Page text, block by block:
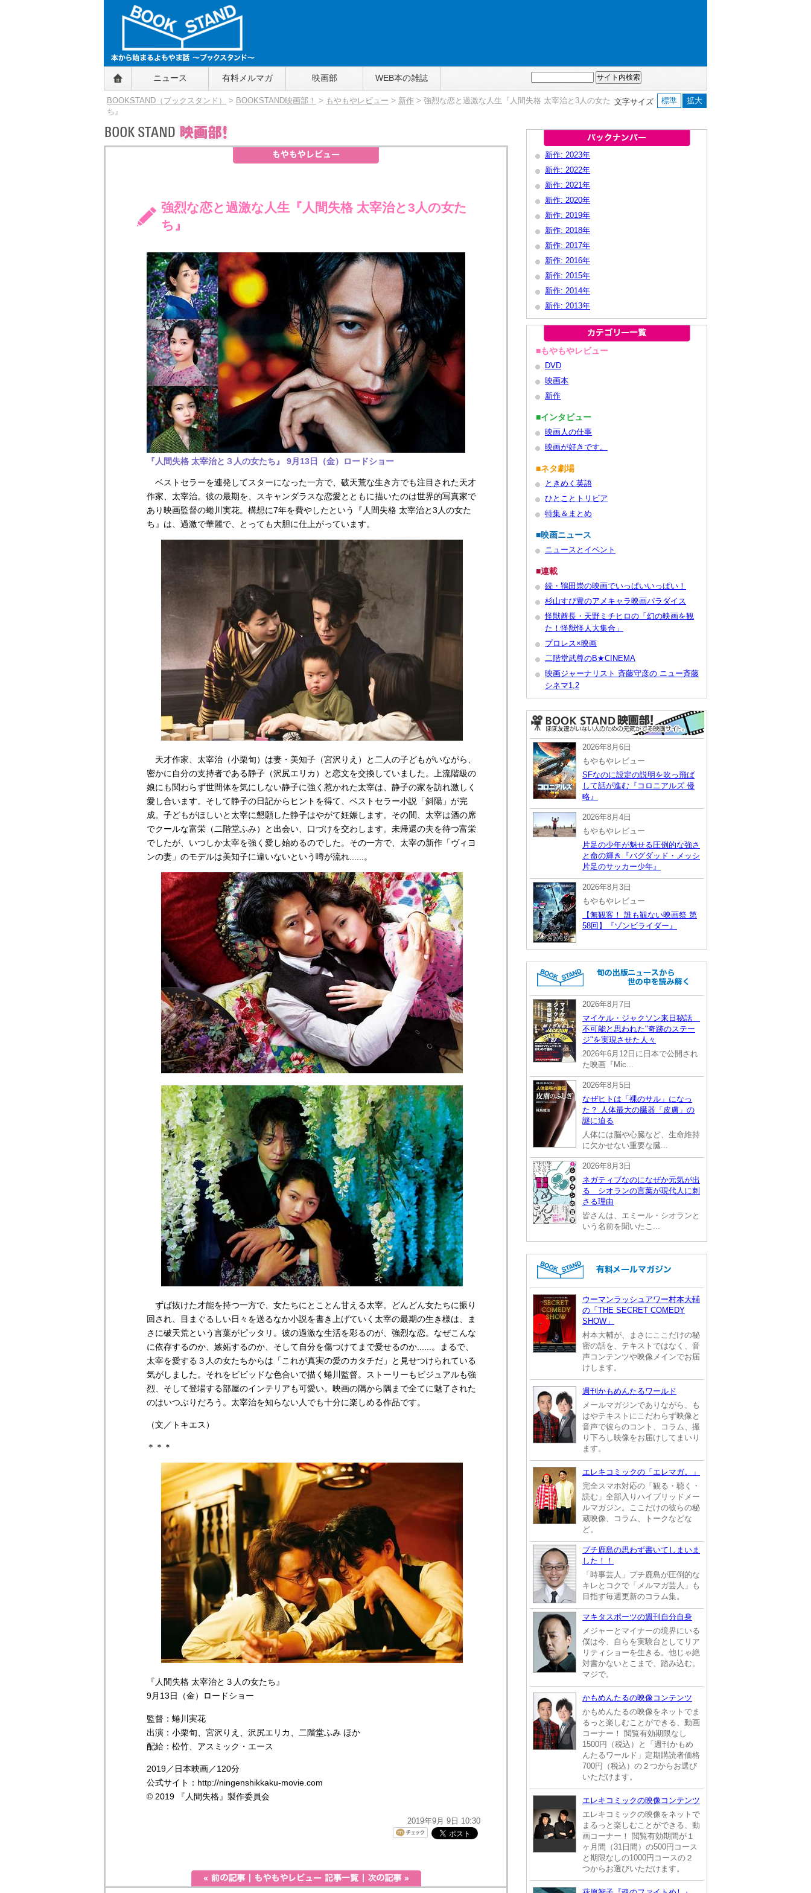
BOOKSTAND（ブックスタンド）
～本から始まるよもやま話～
BOOKSTAND（ブ
ックスタンド）
ニュース 有料メルマガ 映画部 WEB本の雑誌
文字サイズ 標準 拡大
BOOKSTAND（ブックスタンド） > BOOKSTAND映画部！ > もやもやレビュー > 新作 > 強烈な恋と過激な人生『人間失格 太宰治と3人の女た
ち』
強烈な恋と過激な人生『人間失格 太宰治と3人の女た
ち』
『人間失格 太宰治と３人の女たち』 9月13日（金）ロードショー
ベストセラーを連発してスターになった一方で、破天荒な生き方でも注目された天才
作家、太宰治。彼の最期を、スキャンダラスな恋愛とともに描いたのは世界的写真家で
あり映画監督の蜷川実花。構想に7年を費やしたという『人間失格 太宰治と3人の女た
ち』は、過激で華麗で、とっても大胆に仕上がっています。
天才作家、太宰治（小栗旬）は妻・美知子（宮沢りえ）と二人の子どもがいながら、
密かに自分の支持者である静子（沢尻エリカ）と恋文を交換していました。上流階級の
娘にも関わらず世間体を気にしない静子に強く惹かれた太宰は、静子の家を訪れ激しく
愛し合います。そして静子の日記からヒントを得て、ベストセラー小説「斜陽」が完
成。子どもがほしいと太宰に懇願した静子はやがて妊娠します。その間、太宰は酒の席
でクールな富栄（二階堂ふみ）と出会い、口づけを交わします。未帰還の夫を待つ富栄
でしたが、いつしか太宰を強く愛し始めるのでした。その一方で、太宰の新作「ヴィヨ
ンの妻」のモデルは美知子に違いないという噂が流れ......。
ずば抜けた才能を持つ一方で、女たちにとことん甘える太宰。どんどん女たちに振り
回され、目まぐるしい日々を送るなか小説を書き上げていく太宰の最期の生き様は、ま
さに破天荒という言葉がピッタリ。彼の過激な生活を彩るのが、強烈な恋。なぜこんな
に依存するのか、嫉妬するのか、そして自分を傷つけてまで愛せるのか......。まるで、
太宰を愛する３人の女たちからは「これが真実の愛のカタチだ」と見せつけられている
気がしました。それをビビッドな色合いで描く蜷川監督。ストーリーもビジュアルも強
烈、そして登場する部屋のインテリアも可愛い。映画の隅から隅まで全てに魅了された
のはいつぶりだろう。太宰治を知らない人でも十分に楽しめる作品です。
（文／トキエス）
＊＊＊
『人間失格 太宰治と３人の女たち』
9月13日（金）ロードショー
監督：蜷川実花
出演：小栗旬、宮沢りえ、沢尻エリカ、二階堂ふみ ほか
配給：松竹、アスミック・エース
2019／日本映画／120分
公式サイト：http://ningenshikkaku-movie.com
© 2019 『人間失格』製作委員会
2019年9月 9日 10:30
新作: 2023年
新作: 2022年
新作: 2021年
新作: 2020年
新作: 2019年
新作: 2018年
新作: 2017年
新作: 2016年
新作: 2015年
新作: 2014年
新作: 2013年
■もやもやレビュー
DVD
映画本
新作
■インタビュー
映画人の仕事
映画が好きです。
■ネタ劇場
ときめく英語
ひとことトリビア
特集＆まとめ
■映画ニュース
ニュースとイベント
■連載
続・鴇田崇の映画でいっぱいいっぱい！
杉山すぴ豊のアメキャラ映画パラダイス
怪獣酋長・天野ミチヒロの「幻の映画を観
た！怪獣怪人大集合」
プロレス×映画
二階堂武尊のB★CINEMA
映画ジャーナリスト 斉藤守彦の ニュー斉藤
シネマ1,2
2026年8月6日
もやもやレビュー
SFなのに設定の説明を吹っ飛ば
して話が進む『コロニアルズ 侵
略』
2026年8月4日
もやもやレビュー
片足の少年が魅せる圧倒的な強さ
と命の輝き『バグダッド・メッシ
片足のサッカー少年』
2026年8月3日
もやもやレビュー
【無観客！ 誰も観ない映画祭 第
58回】『ゾンビライダー』
2026年8月7日
マイケル・ジャクソン来日秘話
不可能と思われた"奇跡のステー
ジ"を実現させた人々
2026年6月12日に日本で公開され
た映画『Mic...
2026年8月5日
なぜヒトは「裸のサル」になっ
た？ 人体最大の臓器「皮膚」の
謎に迫る
人体には脳や心臓など、生命維持
に欠かせない重要な臓...
2026年8月3日
ネガティブなのになぜか元気が出
る シオランの言葉が現代人に刺
さる理由
皆さんは、エミール・シオランと
いう名前を聞いたこ...
ウーマンラッシュアワー村本大輔
の「THE SECRET COMEDY
SHOW」
村本大輔が、まさにここだけの秘
密の話を、テキストではなく、音
声コンテンツや映像メインでお届
けします。
週刊かもめんたるワールド
メールマガジンでありながら、も
はやテキストにこだわらず映像と
音声で彼らのコント、コラム、撮
り下ろし映像をお届けしてまいり
ます。
エレキコミックの「エレマガ。」
完全スマホ対応の「観る・聴く・
読む」全部入りハイブリッドメー
ルマガジン。ここだけの彼らの秘
蔵映像、コラム、トークなどな
ど。
プチ鹿島の思わず書いてしまいま
した！！
「時事芸人」プチ鹿島が圧倒的な
キレとコクで「メルマガ芸人」も
目指す毎週更新のコラム集。
マキタスポーツの週刊自分自身
メジャーとマイナーの境界にいる
僕は今、自らを実験台としてリア
リティショーを生きる。他じゃ絶
対書かないとこまで、踏み込む。
マジで。
かもめんたるの映像コンテンツ
かもめんたるの映像をネットでま
るっと楽しむことができる、動画
コーナー！ 閲覧有効期限なし
1500円（税込）と「週刊かもめ
んたるワールド」定期購読者価格
700円（税込）の２つからお選び
いただけます。
エレキコミックの映像コンテンツ
エレキコミックの映像をネットで
まるっと楽しむことができる、動
画コーナー！ 閲覧有効期間が１
ヶ月間（31日間）の500円コース
と期限なしの1000円コースの２
つからお選びいただけます。